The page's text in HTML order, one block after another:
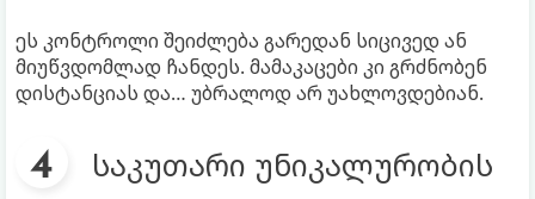
ეს კონტროლი შეიძლება გარედან სიცივედ ან
მიუწვდომლად ჩანდეს. მამაკაცები კი გრძნობენ
დისტანციას და… უბრალოდ არ უახლოვდებიან.
საკუთარი უნიკალურობის